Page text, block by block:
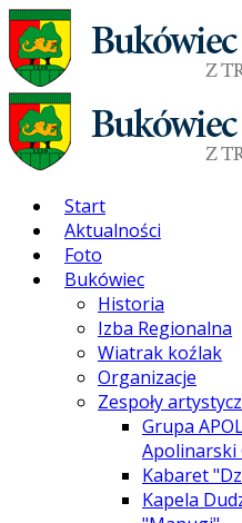
Start
Aktualności
Foto
Bukówiec
Historia
Izba Regionalna
Wiatrak koźlak
Organizacje
Zespoły
Grupa
Apolinarski
Kabaret
Kapela